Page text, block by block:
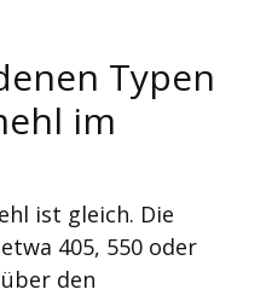
Typen
im
ist gleich. Die
405, 550 oder
den